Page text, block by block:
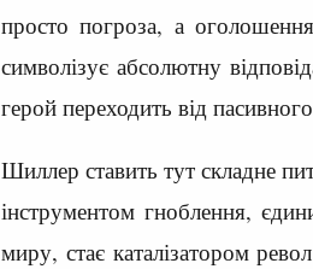
просто погроза, а
символізує абсолютну
герой переходить від
Шиллер ставить тут складне
інструментом гноблення,
миру, стає каталізатором